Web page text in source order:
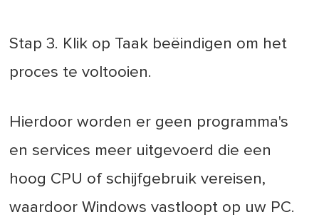
Stap 3. Klik op Taak beëindigen om het
proces te voltooien.
Hierdoor worden er geen programma's
en services meer uitgevoerd die een
hoog CPU of schijfgebruik vereisen,
waardoor Windows vastloopt op uw PC.